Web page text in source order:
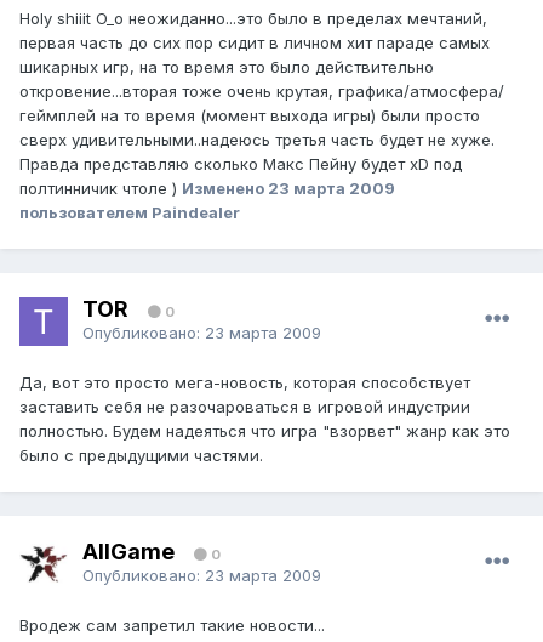
Holy shiiit O_o неожиданно...это было в пределах мечтаний,
первая часть до сих пор сидит в личном хит параде самых
шикарных игр, на то время это было действительно
откровение...вторая тоже очень крутая, графика/атмосфера/
геймплей на то время (момент выхода игры) были просто
сверх удивительными..надеюсь третья часть будет не хуже.
Правда представляю сколько Макс Пейну будет xD под
полтинничик чтоле ) Изменено 23 марта 2009
пользователем Paindealer
TOR 0
Опубликовано: 23 марта 2009
Да, вот это просто мега-новость, которая способствует
заставить себя не разочароваться в игровой индустрии
полностью. Будем надеяться что игра "взорвет" жанр как это
было с предыдущими частями.
AllGame 0
Опубликовано: 23 марта 2009
Вродеж сам запретил такие новости...